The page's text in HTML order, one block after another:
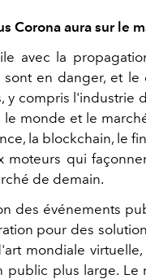
Corona aura sur le
avec la
sont en danger, et
compris l'industrie
monde et le
la blockchain, le
moteurs qui
de demain.
des événements
pour des
mondiale
public plus large.